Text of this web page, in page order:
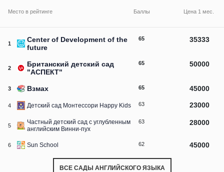
Место в рейтинге Баллы Цена 1 мес.
1
Center of Development of the
future
65 35333
2
Британский детский сад
"АСПЕКТ"
65 50000
3 Взмах 65 45000
4 Детский сад Монтессори Happy Kids 63 23000
5
Частный детский сад с углубленным
английским Винни-пух
63 28000
6 Sun School 62 45000
ВСЕ САДЫ АНГЛИЙСКОГО ЯЗЫКА